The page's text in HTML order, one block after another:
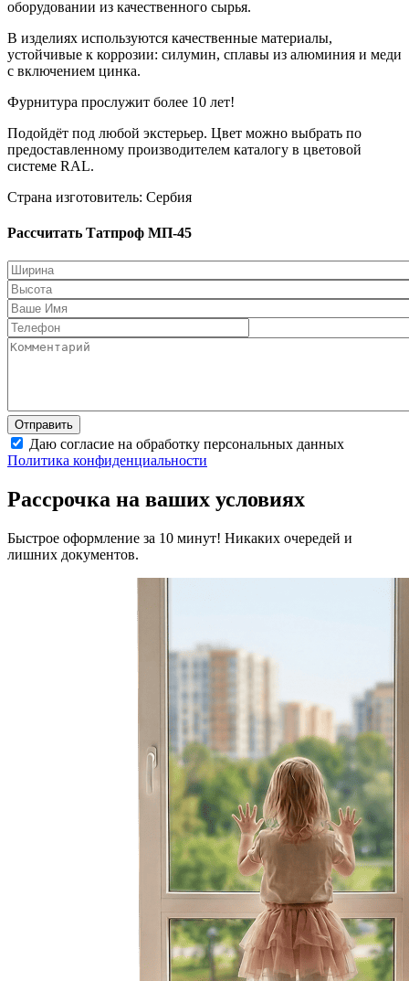
оборудовании из качественного сырья.
В изделиях используются качественные материалы,
устойчивые к коррозии: силумин, сплавы из алюминия и меди
с включением цинка.
Фурнитура прослужит более 10 лет!
Подойдёт под любой экстерьер. Цвет можно выбрать по
предоставленному производителем каталогу в цветовой
системе RAL.
Страна изготовитель: Сербия
Рассчитать Татпроф МП-45
Даю согласие на обработку персональных данных
Политика конфиденциальности
Рассрочка на ваших условиях
Быстрое оформление за 10 минут! Никаких очередей и
лишних документов.